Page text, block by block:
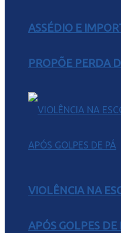
ASSÉDIO E
PROPÕE PERDA
VIOLÊNCIA NA
APÓS GOLPES DE